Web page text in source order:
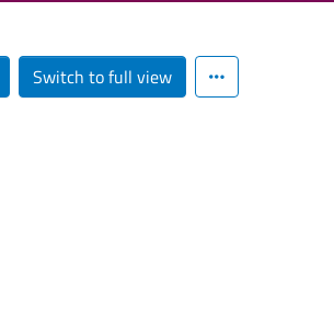
Switch to full view